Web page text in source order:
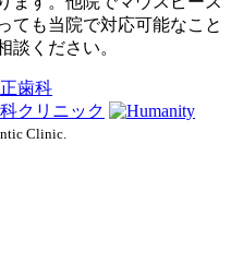
ても当院で対応可能なこと
談ください。
Clinic.